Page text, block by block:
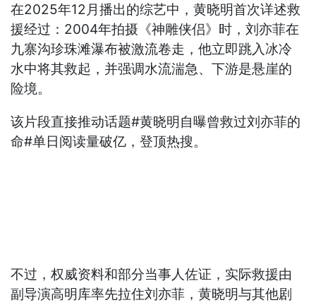
在2025年12月播出的综艺中，黄晓明首次详述救
援经过：2004年拍摄《神雕侠侣》时，刘亦菲在
九寨沟珍珠滩瀑布被激流卷走，他立即跳入冰冷
水中将其救起，并强调水流湍急、下游是悬崖的
险境。
该片段直接推动话题#黄晓明自曝曾救过刘亦菲的
命#单日阅读量破亿，登顶热搜。
不过，权威资料和部分当事人佐证，实际救援由
副导演高明库率先拉住刘亦菲，黄晓明与其他剧